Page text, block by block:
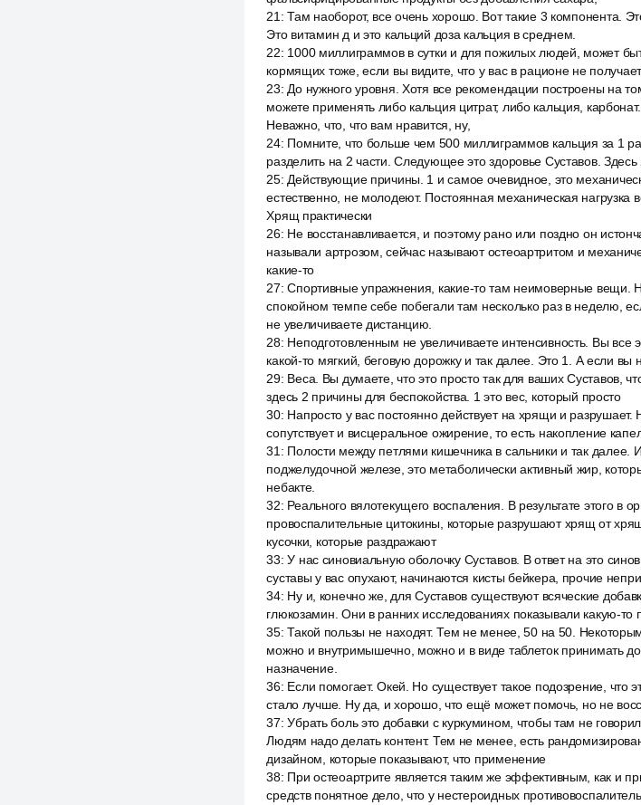
21 :Там наоборот, все очень хорошо. Вот такие 3 компонента.
Это витамин д и это кальций доза кальция в среднем.
22: 1000 миллиграммов в сутки и для пожилых людей, может
кормящих тоже, если вы видите, что у вас в рационе не
23: До нужного уровня. Хотя все рекомендации построены на
можете применять либо кальция цитрат, либо кальция,
Неважно, что, что вам нравится, ну,
24: Помните, что больше чем 500 миллиграммов кальция за 1
разделить на 2 части. Следующее это здоровье Суставов. Здесь
25: Действующие причины. 1 и самое очевидное, это
естественно, не молодеют. Постоянная механическая нагрузка
Хрящ практически
26: Не восстанавливается, и поэтому рано или поздно он
называли артрозом, сейчас называют остеоартритом и
какие-то
27:Спортивные упражнения, какие-то там неимоверные вещи.
спокойном темпе себе побегали там несколько раз в неделю,
не увеличиваете дистанцию.
28: Неподготовленным не увеличиваете интенсивность. Вы все
какой-то мягкий, беговую дорожку и так далее. Это 1. А если
29: Веса. Вы думаете, что это просто так для ваших Суставов,
здесь 2 причины для беспокойства. 1 это вес, который просто
30: Напросто у вас постоянно действует на хрящи и разрушает.
сопутствует и висцеральное ожирение, то есть накопление
31 : Полости между петлями кишечника в сальники и так далее.
поджелудочной железе, это метаболически активный жир,
небакте.
32: Реального вялотекущего воспаления. В результате этого в
провоспалительные цитокины, которые разрушают хрящ от
кусочки, которые раздражают
33:У нас синовиальную оболочку Суставов. В ответ на это
суставы у вас опухают, начинаются кисты бейкера, прочие
34: Ну и, конечно же, для Суставов существуют всяческие
глюкозамин. Они в ранних исследованиях показывали какую-то
35:Такой пользы не находят. Тем не менее, 50 на 50.
можно и внутримышечно, можно и в виде таблеток принимать
назначение.
36: Если помогает. Окей. Но существует такое подозрение,
стало лучше. Ну да, и хорошо, что ещё может помочь, но не
37:Убрать боль это добавки с куркумином, чтобы там не
Людям надо делать контент. Тем не менее, есть
дизайном, которые показывают, что применение
38: При остеоартрите является таким же эффективным, как и
средств понятное дело, что у нестероидных